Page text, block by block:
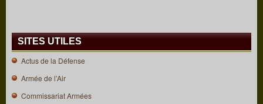
SITES UTILES
Actus de la Défense
Armée de l’Air
Commissariat Armées